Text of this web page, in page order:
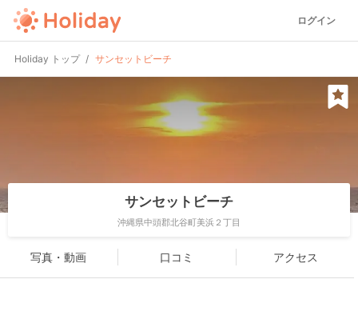
ログイン
Holiday トップ サンセットビーチ
サンセットビーチ
沖縄県中頭郡北谷町美浜２丁目
写真・動画 口コミ アクセス